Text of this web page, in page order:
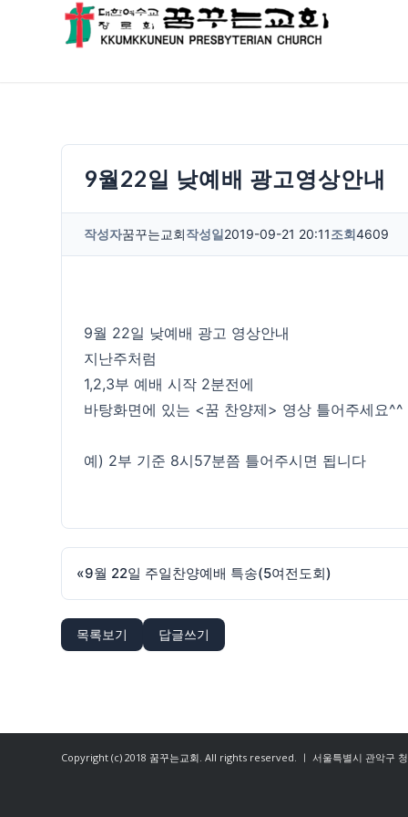
9월22일 낮예배 광고영상안내
작성자꿈꾸는교회작성일2019-09-21 20:11조회4609
9월 22일 낮예배 광고 영상안내
지난주처럼
1,2,3부 예배 시작 2분전에
바탕화면에 있는 <꿈 찬양제> 영상 틀어주세요^^
예) 2부 기준 8시57분쯤 틀어주시면 됩니다
«9월 22일 주일찬양예배 특송(5여전도회)
목록보기 답글쓰기
Copyright (c) 2018 꿈꾸는교회. All rights reserved. ㅣ 서울특별시 관악구